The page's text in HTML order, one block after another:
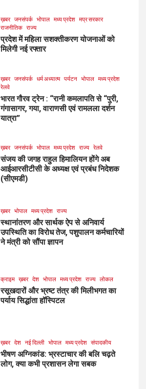
ख़बर जनसंपर्क भोपाल मध्य प्रदेश मप्र सरकार
राजनीतिक राज्य
प्रदेश में महिला सशक्तीकरण योजनाओं को
मिलेगी नई रफ्तार
ख़बर जनसंपर्क धर्म अध्यात्म पर्यटन भोपाल मध्य प्रदेश
रेलवे
भारत गौरव ट्रेन : “रानी कमलापति से “पुरी,
गंगासागर, गया, वाराणसी एवं रामलला दर्शन
यात्रा”
ख़बर जनसंपर्क भोपाल मध्य प्रदेश राज्य रेलवे
संजय की जगह राहुल हिमालियन होंगे अब
आईआरसीटीसी के अध्यक्ष एवं प्रबंध निदेशक
(सीएमडी)
ख़बर भोपाल मध्य प्रदेश राज्य
स्थानांतरण और सार्थक ऐप से अनिवार्य
उपस्थिति का विरोध तेज, पशुपालन कर्मचारियों
ने मंत्री को सौंपा ज्ञापन
क्राइम ख़बर देश भोपाल मध्य प्रदेश राज्य लोकल
रसूखदारों और भ्रष्ट तंत्र की मिलीभगत का
पर्याय सिद्धांता हॉस्पिटल
ख़बर देश नई दिल्ली भोपाल मध्य प्रदेश संपादकीय
भीषण अग्निकांड: भ्रस्टाचार की बलि चढ़ते
लोग, क्या कभी प्रशासन लेगा सबक